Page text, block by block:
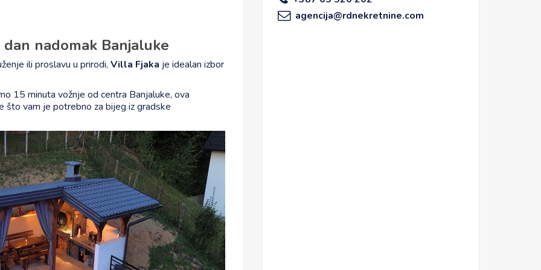
nadomak Banjaluke
ili proslavu u prirodi, Villa Fjaka je idealan izbor
15 minuta vožnje od centra Banjaluke, ova
što vam je potrebno za bijeg iz gradske
agencija@rdnekretnine.com